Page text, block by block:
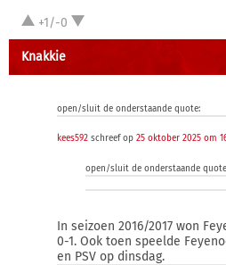
+1/-0
Knakkie
open/sluit de onderstaande quote:
kees592 schreef op 25 oktober 2025 om
open/sluit de onderstaande
In seizoen 2016/2017 won
0-1. Ook toen speelde
en PSV op dinsdag.